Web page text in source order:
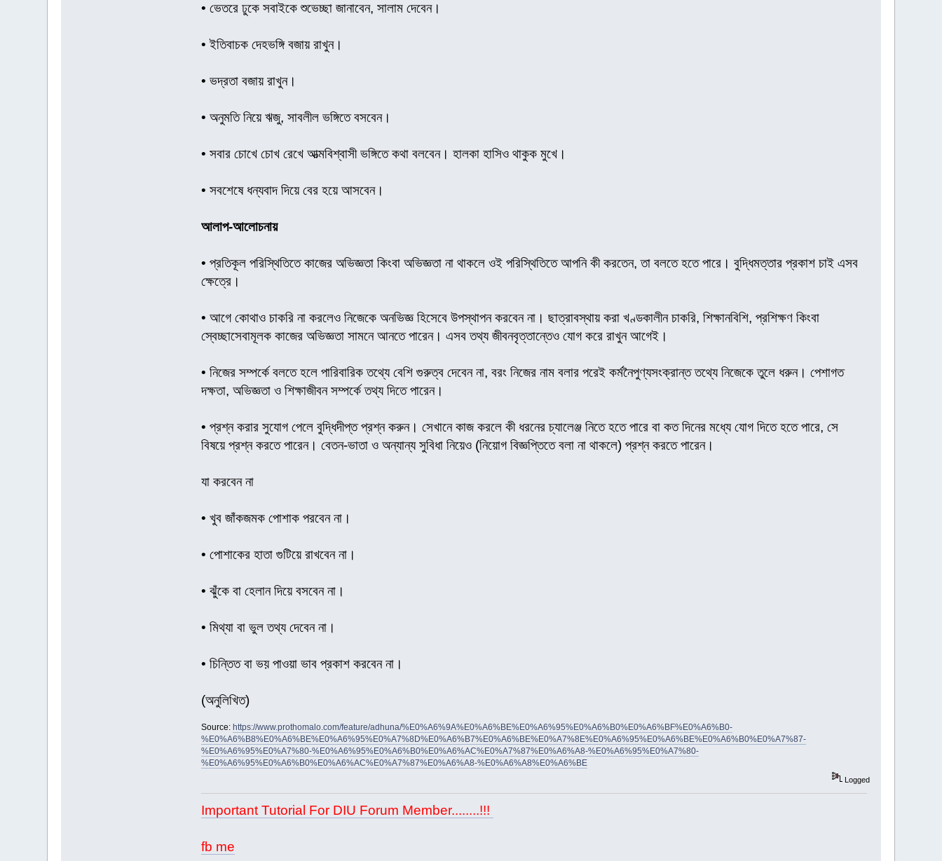
• ভেতরে ঢুকে সবাইকে শুভেচ্ছা জানাবেন, সালাম দেবেন।
• ইতিবাচক দেহভঙ্গি বজায় রাখুন।
• ভদ্রতা বজায় রাখুন।
• অনুমতি নিয়ে ঋজু, সাবলীল ভঙ্গিতে বসবেন।
• সবার চোখে চোখ রেখে আত্মবিশ্বাসী ভঙ্গিতে কথা বলবেন। হালকা হাসিও থাকুক মুখে।
• সবশেষে ধন্যবাদ দিয়ে বের হয়ে আসবেন।
আলাপ-আলোচনায়
• প্রতিকূল পরিস্থিতিতে কাজের অভিজ্ঞতা কিংবা অভিজ্ঞতা না থাকলে ওই পরিস্থিতিতে আপনি কী করতেন, তা বলতে হতে পারে। বুদ্ধিমত্তার প্রকাশ চাই এসব
ক্ষেত্রে।
• আগে কোথাও চাকরি না করলেও নিজেকে অনভিজ্ঞ হিসেবে উপস্থাপন করবেন না। ছাত্রাবস্থায় করা খণ্ডকালীন চাকরি, শিক্ষানবিশি, প্রশিক্ষণ কিংবা
স্বেচ্ছাসেবামূলক কাজের অভিজ্ঞতা সামনে আনতে পারেন। এসব তথ্য জীবনবৃত্তান্তেও যোগ করে রাখুন আগেই।
• নিজের সম্পর্কে বলতে হলে পারিবারিক তথ্যে বেশি গুরুত্ব দেবেন না, বরং নিজের নাম বলার পরেই কর্মনৈপুণ্যসংক্রান্ত তথ্যে নিজেকে তুলে ধরুন। পেশাগত
দক্ষতা, অভিজ্ঞতা ও শিক্ষাজীবন সম্পর্কে তথ্য দিতে পারেন।
• প্রশ্ন করার সুযোগ পেলে বুদ্ধিদীপ্ত প্রশ্ন করুন। সেখানে কাজ করলে কী ধরনের চ্যালেঞ্জ নিতে হতে পারে বা কত দিনের মধ্যে যোগ দিতে হতে পারে, সে
বিষয়ে প্রশ্ন করতে পারেন। বেতন-ভাতা ও অন্যান্য সুবিধা নিয়েও (নিয়োগ বিজ্ঞপ্তিতে বলা না থাকলে) প্রশ্ন করতে পারেন।
যা করবেন না
• খুব জাঁকজমক পোশাক পরবেন না।
• পোশাকের হাতা গুটিয়ে রাখবেন না।
• ঝুঁকে বা হেলান দিয়ে বসবেন না।
• মিথ্যা বা ভুল তথ্য দেবেন না।
• চিন্তিত বা ভয় পাওয়া ভাব প্রকাশ করবেন না।
(অনুলিখিত)
Source: https://www.prothomalo.com/feature/adhuna/%E0%A6%9A%E0%A6%BE%E0%A6%95%E0%A6%B0%E0%A6%BF%E0%A6%B0-
%E0%A6%B8%E0%A6%BE%E0%A6%95%E0%A7%8D%E0%A6%B7%E0%A6%BE%E0%A7%8E%E0%A6%95%E0%A6%BE%E0%A6%B0%E0%A7%87-
%E0%A6%95%E0%A7%80-%E0%A6%95%E0%A6%B0%E0%A6%AC%E0%A7%87%E0%A6%A8-%E0%A6%95%E0%A7%80-
%E0%A6%95%E0%A6%B0%E0%A6%AC%E0%A7%87%E0%A6%A8-%E0%A6%A8%E0%A6%BE
Logged
Important Tutorial For DIU Forum Member........!!!
fb me